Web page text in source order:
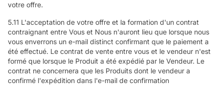
votre offre.
5.11 L'acceptation de votre offre et la formation d'un contrat
contraignant entre Vous et Nous n'auront lieu que lorsque nous
vous enverrons un e-mail distinct confirmant que le paiement a
été effectué. Le contrat de vente entre vous et le vendeur n'est
formé que lorsque le Produit a été expédié par le Vendeur. Le
contrat ne concernera que les Produits dont le vendeur a
confirmé l'expédition dans l'e-mail de confirmation